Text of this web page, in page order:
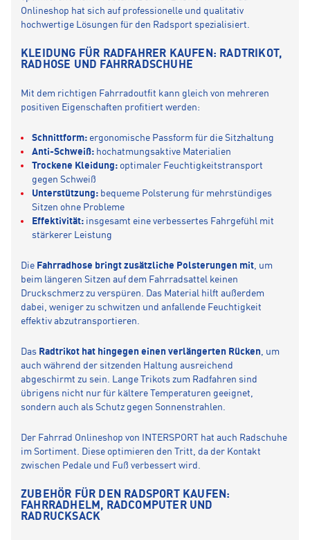
Onlineshop hat sich auf professionelle und qualitativ
hochwertige Lösungen für den Radsport spezialisiert.
KLEIDUNG FÜR RADFAHRER KAUFEN: RADTRIKOT,
RADHOSE UND FAHRRADSCHUHE
Mit dem richtigen Fahrradoutfit kann gleich von mehreren
positiven Eigenschaften profitiert werden:
Schnittform: ergonomische Passform für die Sitzhaltung
Anti-Schweiß: hochatmungsaktive Materialien
Trockene Kleidung: optimaler Feuchtigkeitstransport
gegen Schweiß
Unterstützung: bequeme Polsterung für mehrstündiges
Sitzen ohne Probleme
Effektivität: insgesamt eine verbessertes Fahrgefühl mit
stärkerer Leistung
Die Fahrradhose bringt zusätzliche Polsterungen mit, um
beim längeren Sitzen auf dem Fahrradsattel keinen
Druckschmerz zu verspüren. Das Material hilft außerdem
dabei, weniger zu schwitzen und anfallende Feuchtigkeit
effektiv abzutransportieren.
Das Radtrikot hat hingegen einen verlängerten Rücken, um
auch während der sitzenden Haltung ausreichend
abgeschirmt zu sein. Lange Trikots zum Radfahren sind
übrigens nicht nur für kältere Temperaturen geeignet,
sondern auch als Schutz gegen Sonnenstrahlen.
Der Fahrrad Onlineshop von INTERSPORT hat auch Radschuhe
im Sortiment. Diese optimieren den Tritt, da der Kontakt
zwischen Pedale und Fuß verbessert wird.
ZUBEHÖR FÜR DEN RADSPORT KAUFEN:
FAHRRADHELM, RADCOMPUTER UND
RADRUCKSACK